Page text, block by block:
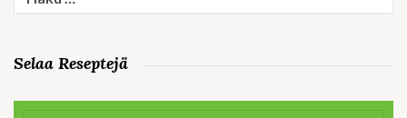
Selaa Reseptejä